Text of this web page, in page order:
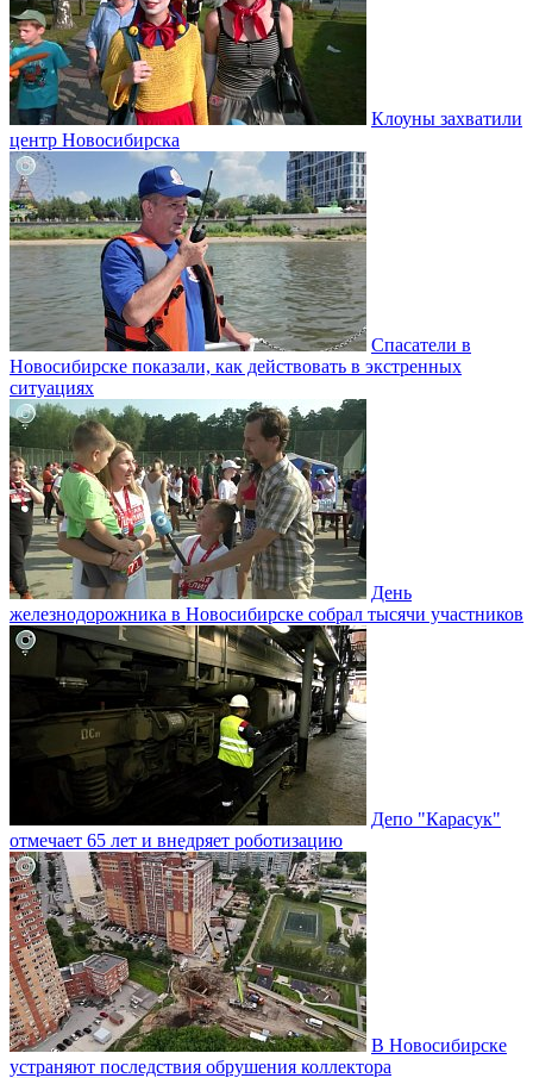
Клоуны захватили
центр Новосибирска
Спасатели в
Новосибирске показали, как действовать в экстренных
ситуациях
День
железнодорожника в Новосибирске собрал тысячи участников
Депо "Карасук"
отмечает 65 лет и внедряет роботизацию
В Новосибирске
устраняют последствия обрушения коллектора